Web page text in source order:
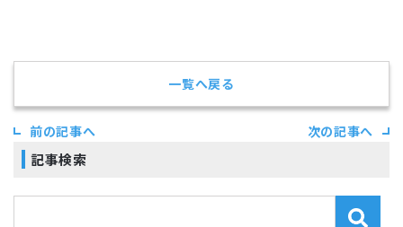
前の記事へ
一覧へ戻る
次の記事へ
記事検索